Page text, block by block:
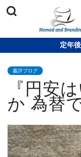
定年
書評ブログ
『円安
か 為替